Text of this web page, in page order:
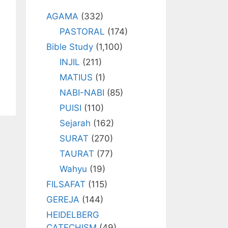
AGAMA (332)
PASTORAL (174)
Bible Study (1,100)
INJIL (211)
MATIUS (1)
NABI-NABI (85)
PUISI (110)
Sejarah (162)
SURAT (270)
TAURAT (77)
Wahyu (19)
FILSAFAT (115)
GEREJA (144)
HEIDELBERG